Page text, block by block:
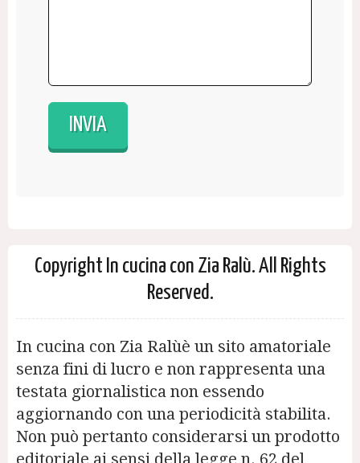
Copyright In cucina con Zia Ralù. All Rights
Reserved.
In cucina con Zia Ralùè un sito amatoriale
senza fini di lucro e non rappresenta una
testata giornalistica non essendo
aggiornando con una periodicità stabilita.
Non può pertanto considerarsi un prodotto
editoriale ai sensi della legge n. 62 del